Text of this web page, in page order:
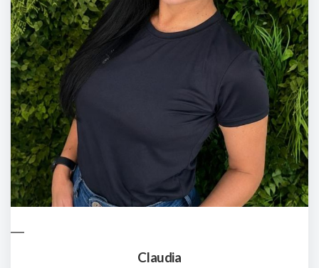
Claudia